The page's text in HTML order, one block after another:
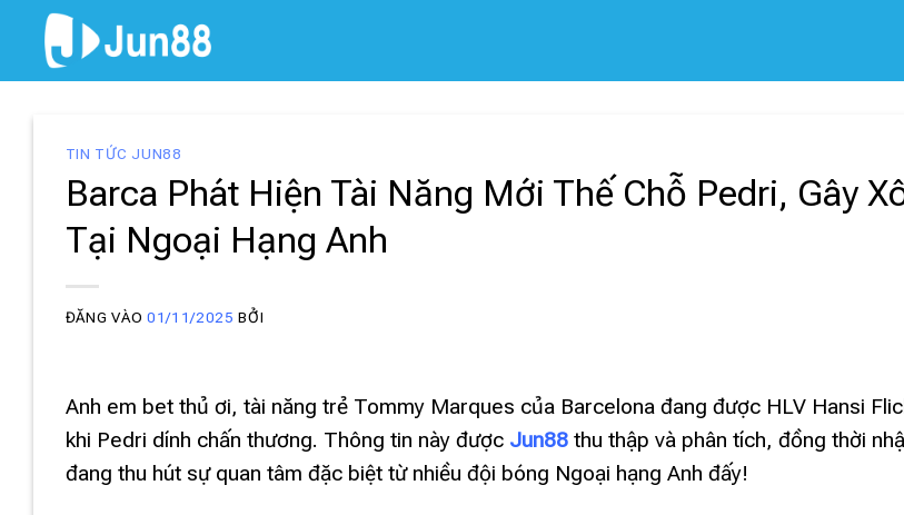
nội
TIN TỨC JUN88
Barca Phát Hiện Tài Năng Mới Thế Chỗ Pedri, Gây
Tại Ngoại Hạng Anh
ĐĂNG VÀO 01/11/2025 BỞI
Anh em bet thủ ơi, tài năng trẻ Tommy Marques của Barcelona đang được HLV Hansi
khi Pedri dính chấn thương. Thông tin này được Jun88thu thập và phân tích, đồng thời
đang thu hút sự quan tâm đặc biệt từ nhiều đội bóng Ngoại hạng Anh đấy!